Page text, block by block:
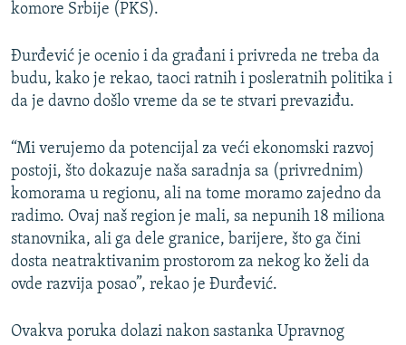
NASTANAK I RASPAD JUGOSLAVIJE
komore Srbije (PKS).
Đurđević je ocenio i da građani i privreda ne treba da
budu, kako je rekao, taoci ratnih i posleratnih politika i
da je davno došlo vreme da se te stvari prevaziđu.
“Mi verujemo da potencijal za veći ekonomski razvoj
postoji, što dokazuje naša saradnja sa (privrednim)
komorama u regionu, ali na tome moramo zajedno da
radimo. Ovaj naš region je mali, sa nepunih 18 miliona
stanovnika, ali ga dele granice, barijere, što ga čini
dosta neatraktivanim prostorom za nekog ko želi da
ovde razvija posao”, rekao je Đurđević.
Ovakva poruka dolazi nakon sastanka Upravnog